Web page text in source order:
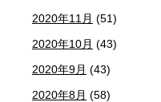
2020年11月 (51)
2020年10月 (43)
2020年9月 (43)
2020年8月 (58)